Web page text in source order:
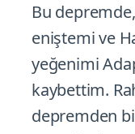
Bu
eniştemi ve
yeğenimi
kaybettim.
depremden